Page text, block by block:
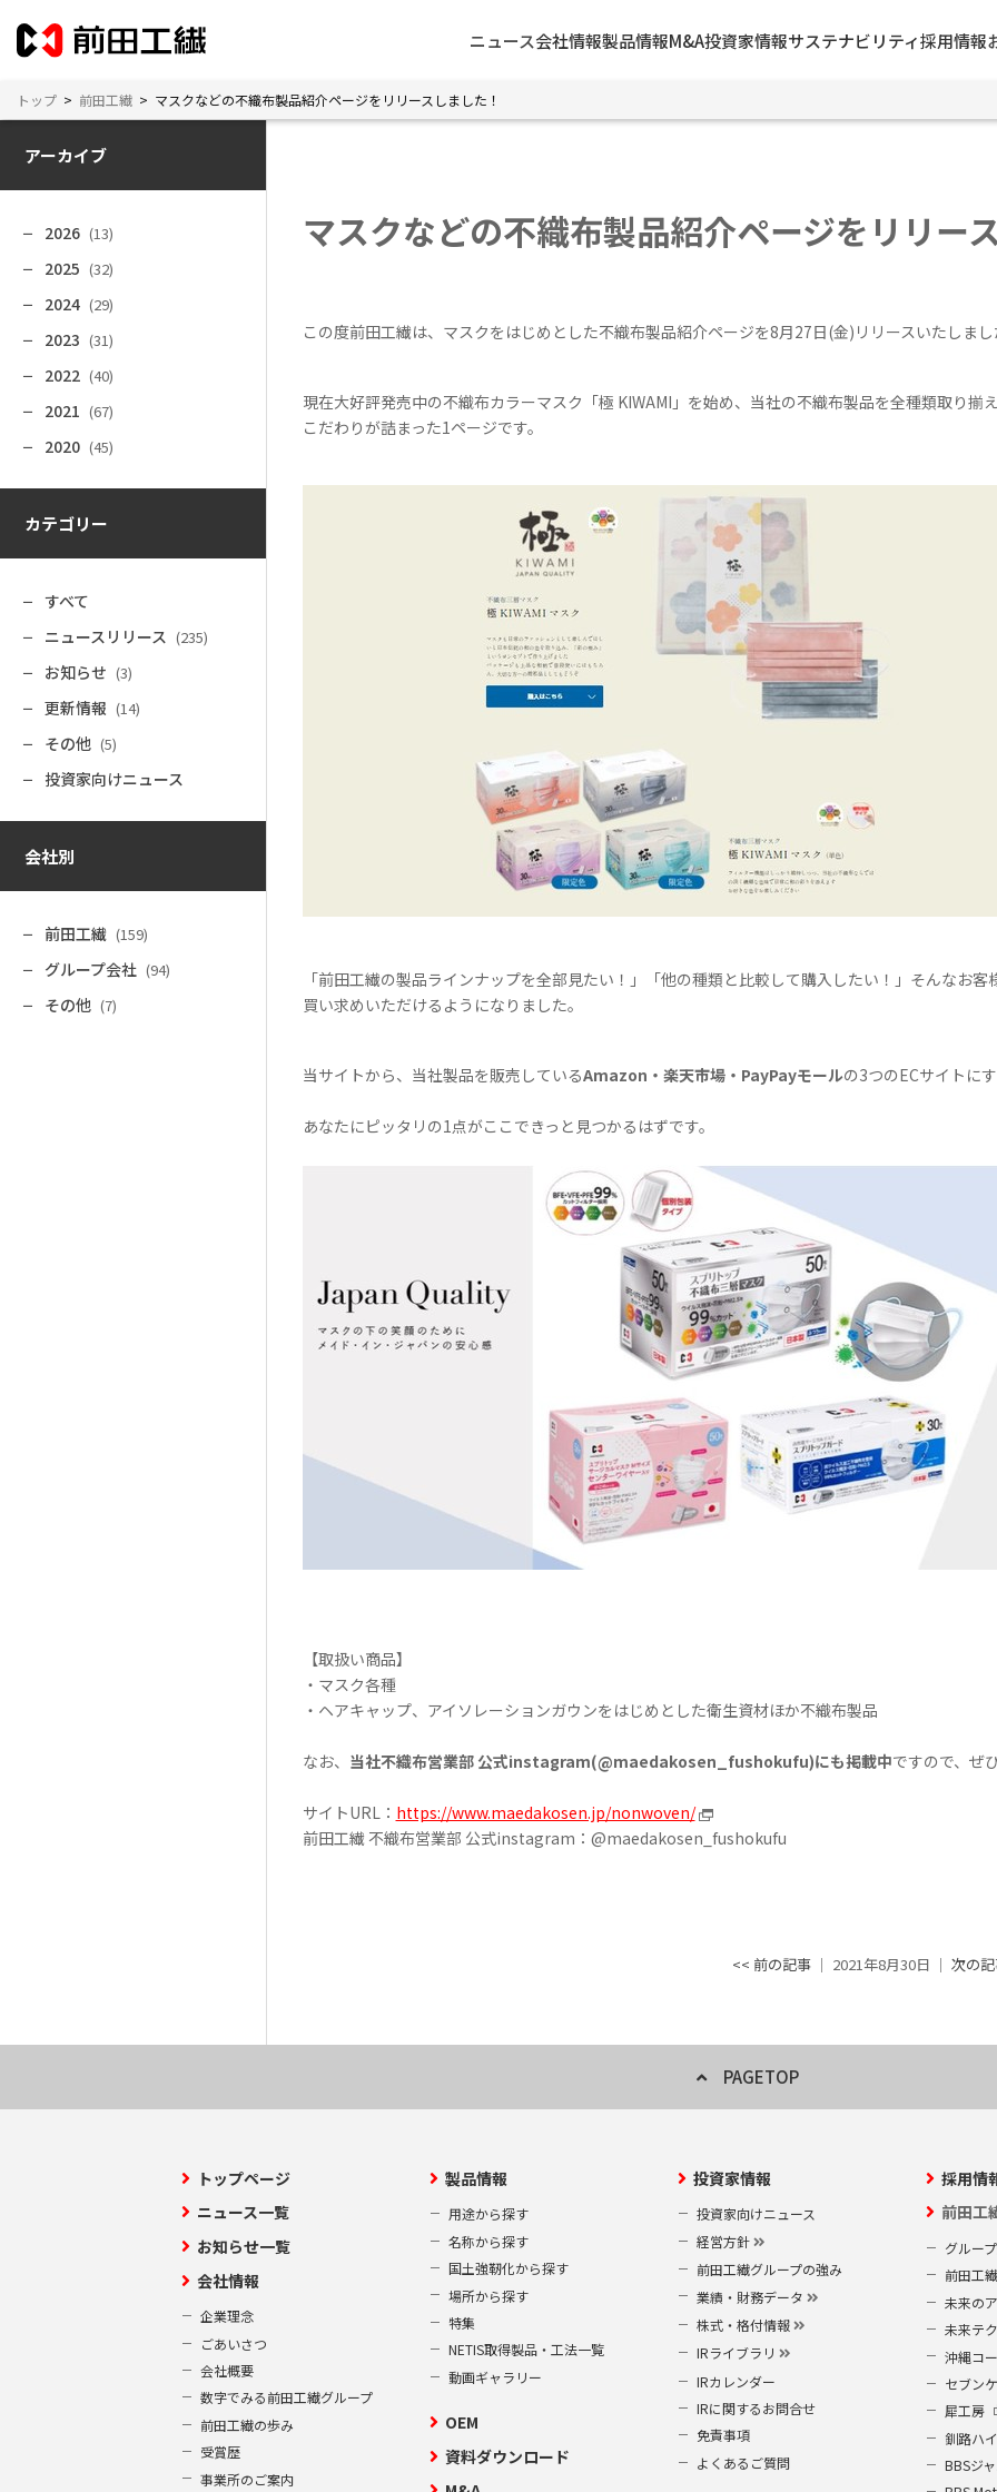
ニュース会社情報製品情報M&A投資家情報サステナビリティ採用情報
トップ > 前田工繊 > マスクなどの不織布製品紹介ページをリリースしました！
アーカイブ
2026 (13)
2025 (32)
2024 (29)
2023 (31)
2022 (40)
2021 (67)
2020 (45)
カテゴリー
すべて
ニュースリリース (235)
お知らせ (3)
更新情報 (14)
その他 (5)
投資家向けニュース
会社別
前田工繊 (159)
グループ会社 (94)
その他 (7)
マスクなどの不織布製品紹介ページをリリー
この度前田工繊は、マスクをはじめとした不織布製品紹介ページを8月27日(金) リリースいたしまし
現在大好評発売中の不織布カラーマスク「極 KIWAMI」を始め、当社の不織布製品を全種類取り揃
こだわりが詰まった1ページです。
「前田工繊の製品ラインナップを全部見たい！」「他の種類と比較して購入したい！」そんなお
買い求めいただけるようになりました。
当サイトから、当社製品を販売しているAmazon・楽天市場・PayPayモールの3つのECサイトに
あなたにピッタリの1点がここできっと見つかるはずです。
【取扱い商品】
・マスク各種
・ヘアキャップ、アイソレーションガウンをはじめとした衛生資材ほか不織布製品
なお、 当社不織布営業部 公式instagram(@maedakosen_fushokufu)にも掲載中ですので、ぜ
サイトURL： https://www.maedakosen.jp/nonwoven/
前田工繊 不織布営業部 公式instagram：@maedakosen_fushokufu
<< 前の記事│ 2021年8月30日 │ 次の
PAGETOP
トップページ
ニュース一覧
お知らせ一覧
会社情報
企業理念
ごあいさつ
会社概要
数字でみる前田工繊グループ
前田工繊の歩み
受賞歴
事業所のご案内
製品情報
用途から探す
名称から探す
国土強靭化から探す
場所から探す
特集
NETIS取得製品・工法一覧
動画ギャラリー
OEM
資料ダウンロード
投資家情報
投資家向けニュース
経営方針
前田工繊グループの強み
業績・財務データ
株式・格付情報
IRライブラリ
IRカレンダー
IRに関するお問合せ
免責事項
よくあるご質問
採用情
前田工
グルー
前田工
未来の
未来テ
沖縄コ
セブン
犀工房
釧路ハ
BBSジ